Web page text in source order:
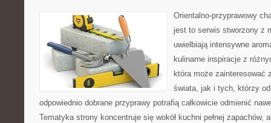
Orientalno-przyprawowy
jest to serwis stworzony z
uwielbiają intensywne
kulinarne inspiracje z
która może zainteresować
świata, jak i tych, którzy
odpowiednio dobrane przyprawy potrafią całkowicie odmienić
Tematyka strony koncentruje się wokół kuchni pełnej zapachów,